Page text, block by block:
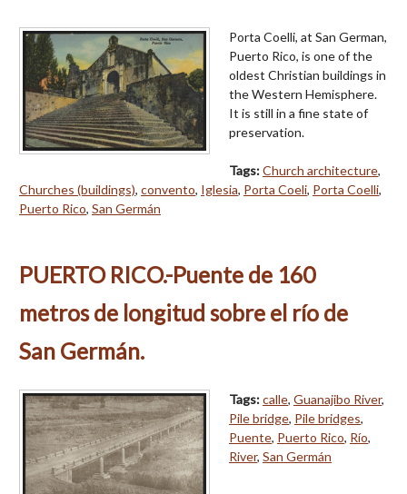
Porta Coelli, at San German,
Puerto Rico, is one of the
oldest Christian buildings in
the Western Hemisphere.
It is still in a fine state of
preservation.
Tags:Church architecture,
Churches (buildings), convento, Iglesia, Porta Coeli, Porta Coelli,
Puerto Rico, San Germán
PUERTO RICO.-Puente de 160
metros de longitud sobre el río de
San Germán.
Tags:calle, Guanajibo River,
Pile bridge, Pile bridges,
Puente, Puerto Rico, Río,
River, San Germán